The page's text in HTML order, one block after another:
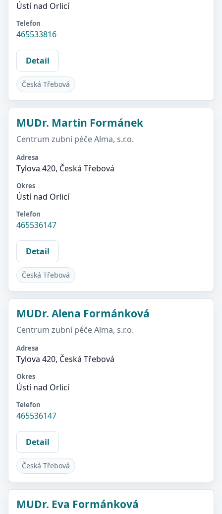
Ústí nad Orlicí
Telefon
465533816
Detail
Česká Třebová
MUDr. Martin Formánek
Centrum zubní péče Alma, s.r.o.
Adresa
Tylova 420, Česká Třebová
Okres
Ústí nad Orlicí
Telefon
465536147
Detail
Česká Třebová
MUDr. Alena Formánková
Centrum zubní péče Alma, s.r.o.
Adresa
Tylova 420, Česká Třebová
Okres
Ústí nad Orlicí
Telefon
465536147
Detail
Česká Třebová
MUDr. Eva Formánková